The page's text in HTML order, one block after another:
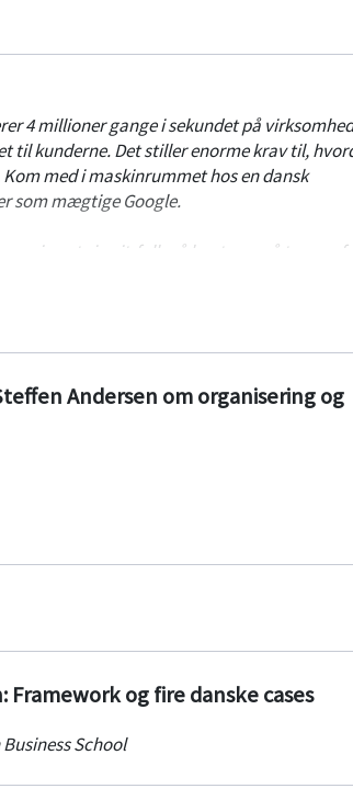
4 millioner gange i sekundet på
til kunderne. Det stiller enorme krav til,
med i maskinrummet hos en dansk
som mægtige Google.
sine it-folk på kontorer på tværs af
Andersen om organisering og
og fire danske cases
School